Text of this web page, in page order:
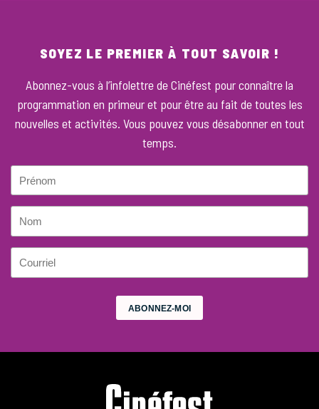
SOYEZ LE PREMIER À TOUT SAVOIR !
Abonnez-vous à l’infolettre de Cinéfest pour connaître la
programmation en primeur et pour être au fait de toutes les
nouvelles et activités. Vous pouvez vous désabonner en tout
temps.